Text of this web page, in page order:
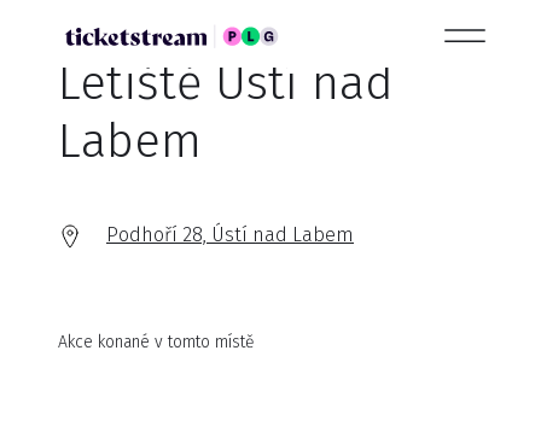
Letiště Ústí nad
Labem
Podhoří 28, Ústí nad Labem
Akce konané v tomto místě